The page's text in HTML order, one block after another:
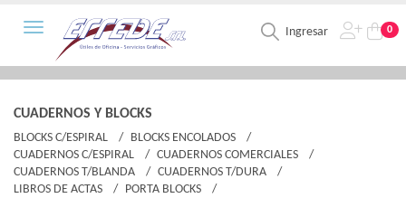
Ingresar 0
Toggle navigation
CUADERNOS Y BLOCKS
BLOCKS C/ESPIRAL
BLOCKS ENCOLADOS
CUADERNOS C/ESPIRAL
CUADERNOS COMERCIALES
CUADERNOS T/BLANDA
CUADERNOS T/DURA
LIBROS DE ACTAS
PORTA BLOCKS